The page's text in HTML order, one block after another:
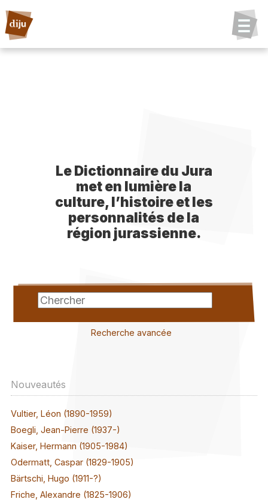
Le Dictionnaire du Jura
met en lumière la
culture, l’histoire et les
personnalités de la
région jurassienne.
Recherche avancée
Nouveautés
Vultier, Léon (1890-1959)
Boegli, Jean-Pierre (1937-)
Kaiser, Hermann (1905-1984)
Odermatt, Caspar (1829-1905)
Bärtschi, Hugo (1911-?)
Friche, Alexandre (1825-1906)